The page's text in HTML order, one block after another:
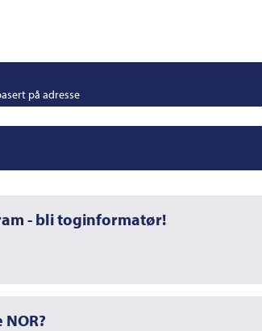
på adresse
- bli toginformatør!